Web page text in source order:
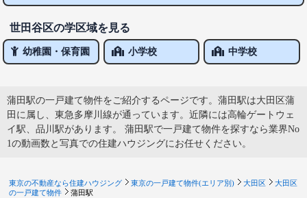
世田谷区の学区域を見る
幼稚園・保育園 小学校 中学校
蒲田駅の一戸建て物件をご紹介するページです。蒲田駅は大田区蒲
田に属し、東急多摩川線が通っています。近隣には高輪ゲートウェ
イ駅、品川駅があります。 蒲田駅で一戸建て物件を探すなら業界No
1の動画数と写真での住建ハウジングにお任せください。
東京の不動産なら住建ハウジング 東京の一戸建て物件(エリア別) 大田区
大田区
の一戸建て物件
蒲田駅